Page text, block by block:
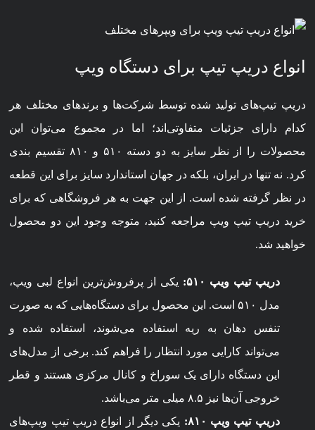
انواع دریپ تیپ برای دستگاه ویپ
دریپ تیپ‌های تولید شده توسط شرکت‌ها و برندهای مختلف هر
کدام دارای جزئیات متفاوتی‌اند؛ اما در مجموع می‌توان این
محصولات را از نظر سایز به دو دسته ۵۱۰ و ۸۱۰ تقسیم بندی
کرد. نه تنها در ایران، بلکه در جهان استاندارد سایز برای این قطعه
در نظر گرفته شده است. از این جهت به هر فروشگاهی که برای
خرید دریپ تیپ ویپ مراجعه کنید، متوجه وجود این دو محصول
خواهید شد.
دریپ تیپ ویپ ۵۱۰:
یکی از پرفروش‌ترین انواع لبی ویپ،
مدل ۵۱۰ است. این محصول برای دستگاه‌هایی که به صورت
تنفس دهان به ریه استفاده می‌شوند، استفاده شده و
می‌تواند کارایی مورد انتظار را فراهم کند. برخی از مدل‌های
این دستگاه دارای یک سوراخ و کانال مرکزی هستند و قطر
خروجی آن‌ها نیز ۸.۵ میلی متر می‌باشد.
دریپ تیپ ویپ ۸۱۰:
یکی دیگر از انواع دریپ تیپ ویپ‌های